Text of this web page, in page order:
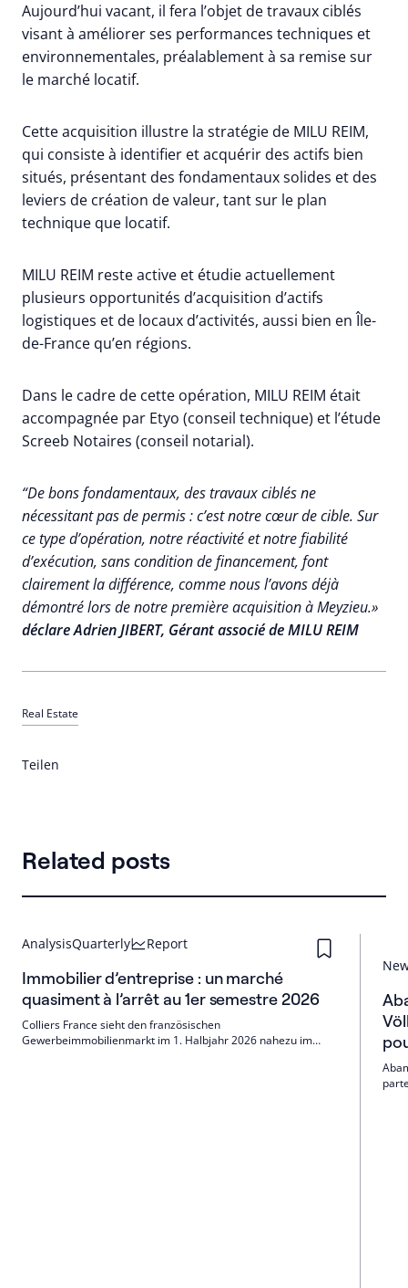
Aujourd’hui vacant, il fera l’objet de travaux ciblés
visant à améliorer ses performances techniques et
environnementales, préalablement à sa remise sur
le marché locatif.
Cette acquisition illustre la stratégie de MILU REIM,
qui consiste à identifier et acquérir des actifs bien
situés, présentant des fondamentaux solides et des
leviers de création de valeur, tant sur le plan
technique que locatif.
MILU REIM reste active et étudie actuellement
plusieurs opportunités d’acquisition d’actifs
logistiques et de locaux d’activités, aussi bien en Île-
de-France qu’en régions.
Dans le cadre de cette opération, MILU REIM était
accompagnée par Etyo (conseil technique) et l’étude
Screeb Notaires (conseil notarial).
“De bons fondamentaux, des travaux ciblés ne
nécessitant pas de permis : c’est notre cœur de cible. Sur
ce type d’opération, notre réactivité et notre fiabilité
d’exécution, sans condition de financement, font
clairement la différence, comme nous l’avons déjà
démontré lors de notre première acquisition à Meyzieu.»
déclare Adrien JIBERT, Gérant associé de MILU REIM
Real Estate
Teilen
Related posts
AnalysisQuarterly Report
Immobilier d’entreprise : un marché
quasiment à l’arrêt au 1er semestre 2026
Colliers France sieht den französischen
Gewerbeimmobilienmarkt im 1. Halbjahr 2026 nahezu im